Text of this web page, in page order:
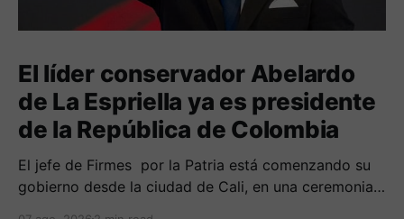
El líder conservador Abelardo
de La Espriella ya es presidente
de la República de Colombia
El jefe de Firmes por la Patria está comenzando su
gobierno desde la ciudad de Cali, en una ceremonia